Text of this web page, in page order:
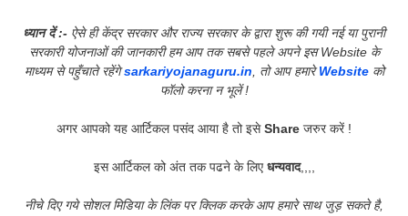
ध्यान दें :- ऐसे ही केंद्र सरकार और राज्य सरकार के द्वारा शुरू की गयी नई या पुरानी
सरकारी योजनाओं की जानकारी हम आप तक सबसे पहले अपने इस Website के
माध्यम से पहुँचाते रहेंगेsarkariyojanaguru.in , तो आप हमारेWebsiteको
फॉलो करना न भूलें !
अगर आपको यह आर्टिकल पसंद आया है तो इसेShare जरुर करें !
इस आर्टिकल को अंत तक पढने के लिएधन्यवाद,,,,
नीचे दिए गये सोशल मिडिया के लिंक पर क्लिक करके आप हमारे साथ जुड़ सकते है,